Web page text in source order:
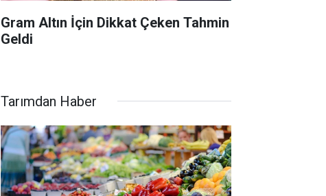
Gram Altın İçin Dikkat Çeken Tahmin
Geldi
Tarımdan Haber